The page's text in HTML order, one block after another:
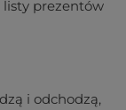
listy prezentów
i odchodzą,